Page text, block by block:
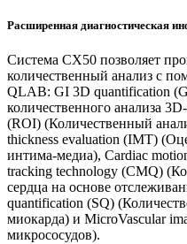
Расширенная диагностическая
Система CX50 позволяет
количественный анализ с
QLAB: GI 3D quantification
количественного анализа
(ROI) (Количественный
thickness evaluation (IMT)
интима-медиа), Cardiac
tracking technology (CMQ)
сердца на основе
quantification (SQ)
миокарда) и MicroVascular
микрососудов).